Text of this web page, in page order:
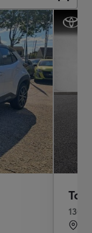
130h